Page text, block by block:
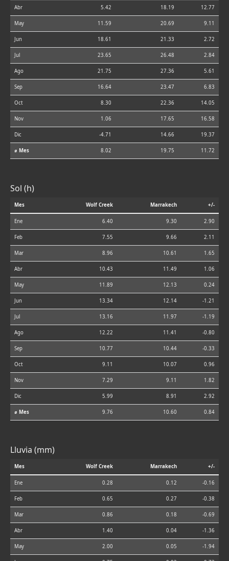
Abr 5.42 18.19 12.77
May 11.59 20.69 9.11
Jun 18.61 21.33 2.72
Jul 23.65 26.48 2.84
Ago 21.75 27.36 5.61
Sep 16.64 23.47 6.83
Oct 8.30 22.36 14.05
Nov 1.06 17.65 16.58
Dic -4.71 14.66 19.37
⌀ Mes 8.02 19.75 11.72
Sol (h)
Mes Wolf Creek Marrakech +/-
Ene 6.40 9.30 2.90
Feb 7.55 9.66 2.11
Mar 8.96 10.61 1.65
Abr 10.43 11.49 1.06
May 11.89 12.13 0.24
Jun 13.34 12.14 -1.21
Jul 13.16 11.97 -1.19
Ago 12.22 11.41 -0.80
Sep 10.77 10.44 -0.33
Oct 9.11 10.07 0.96
Nov 7.29 9.11 1.82
Dic 5.99 8.91 2.92
⌀ Mes 9.76 10.60 0.84
Lluvia (mm)
Mes Wolf Creek Marrakech +/-
Ene 0.28 0.12 -0.16
Feb 0.65 0.27 -0.38
Mar 0.86 0.18 -0.69
Abr 1.40 0.04 -1.36
May 2.00 0.05 -1.94